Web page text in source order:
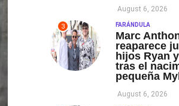
August 6, 2026
3 FARÁNDULA
Marc
reaparece
hijos Ryan
tras el
pequeña
August 6, 2026